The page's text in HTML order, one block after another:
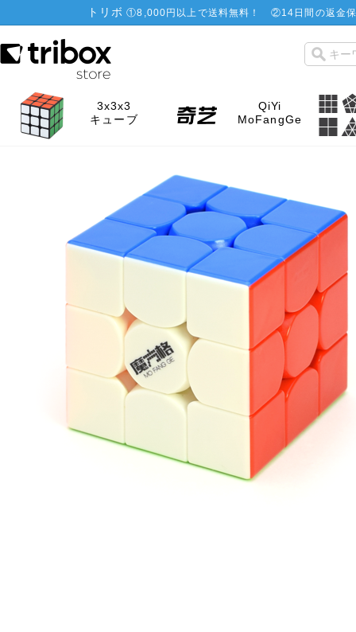
トリボ ①8,000円以上で送料無料！ ②14日間の返金
3x3x3
キューブ
QiYi
MoFangGe